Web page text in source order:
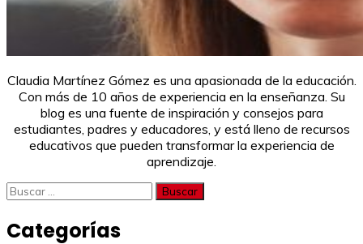
Claudia Martínez Gómez es una apasionada de la educación.
Con más de 10 años de experiencia en la enseñanza. Su
blog es una fuente de inspiración y consejos para
estudiantes, padres y educadores, y está lleno de recursos
educativos que pueden transformar la experiencia de
aprendizaje.
Buscar:
Categorías